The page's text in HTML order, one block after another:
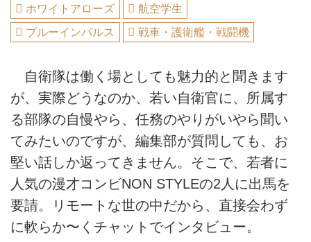
ホワイトアローズ
航空学生
ブルーインパルス
戦車・護衛艦・戦闘機
自衛隊は働く場としても魅力的と聞きます
が、実際どうなのか、若い自衛官に、所属す
る部隊の自慢やら、任務のやりがいやら聞い
てみたいのですが、編集部が質問しても、お
堅い話しか返ってきません。そこで、若者に
人気の漫才コンビNON STYLEの2人に出馬を
要請。リモートな世の中だから、直接会わず
に軟らか〜くチャットでインタビュー。